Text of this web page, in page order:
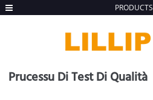
Prucessu Di Test Di Qualità
PRODUCTS